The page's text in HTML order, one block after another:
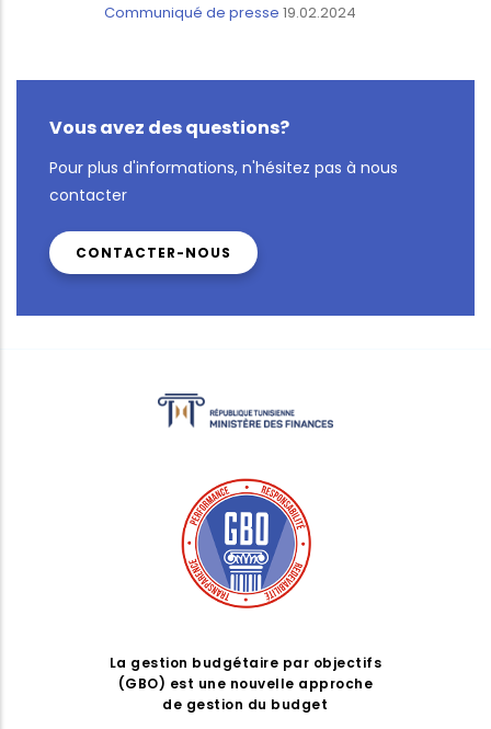
Communiqué de presse 19.02.2024
Vous avez des questions?
Pour plus d'informations, n'hésitez pas à nous
contacter
CONTACTER-NOUS
La gestion budgétaire par objectifs
(GBO) est une nouvelle approche
de gestion du budget